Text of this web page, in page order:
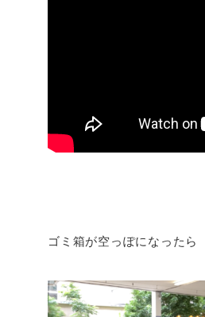
ゴミ箱が空っぽになったら